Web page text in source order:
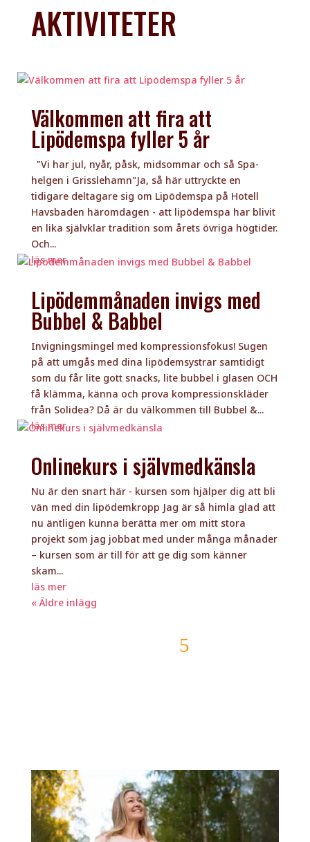
AKTIVITETER
Välkommen att fira att
Lipödemspa fyller 5 år
"Vi har jul, nyår, påsk, midsommar och så Spa-
helgen i Grisslehamn"Ja, så här uttryckte en
tidigare deltagare sig om Lipödemspa på Hotell
Havsbaden häromdagen - att lipödemspa har blivit
en lika självklar tradition som årets övriga högtider.
Och...
läs mer
Lipödemmånaden invigs med
Bubbel & Babbel
Invigningsmingel med kompressionsfokus! Sugen
på att umgås med dina lipödemsystrar samtidigt
som du får lite gott snacks, lite bubbel i glasen OCH
få klämma, känna och prova kompressionskläder
från Solidea? Då är du välkommen till Bubbel &...
läs mer
Onlinekurs i självmedkänsla
Nu är den snart här - kursen som hjälper dig att bli
vän med din lipödemkropp Jag är så himla glad att
nu äntligen kunna berätta mer om mitt stora
projekt som jag jobbat med under många månader
– kursen som är till för att ge dig som känner
skam...
läs mer
« Äldre inlägg